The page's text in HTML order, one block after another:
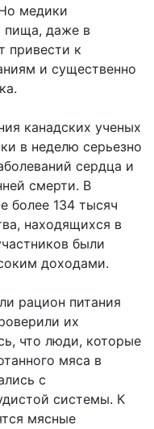
медики
пища, даже в
привести к
и существенно
канадских ученых
в неделю серьезно
сердца и
смерти. В
более 134 тысяч
находящихся в
были
доходами.
рацион питания
их
что люди, которые
мяса в
с
системы. К
мясные